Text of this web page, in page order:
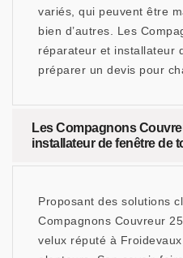
variés, qui peuvent être
bien d’autres. Les
réparateur et installateur
préparer un devis pour
Les Compagnons
installateur de fenêtre de
Proposant des solutions
Compagnons Couvreur
velux réputé à